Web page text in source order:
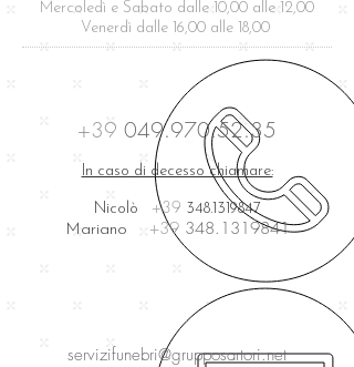
Mercoledì e Sabato dalle 10,00 alle 12,00
Venerdì dalle 16,00 alle 18,00
+39 049.970.52.35
In caso di decesso chiamare:
Nicolò +39 348.1319847
Mariano +39 348.1319841
servizifunebri@grupposartori.net